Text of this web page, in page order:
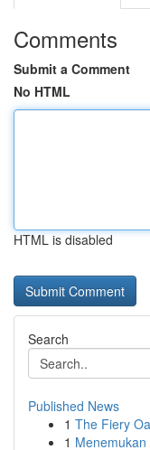
Comments
Submit a Comment
No HTML
HTML is disabled
Search
Published News
1 The Fiery
1